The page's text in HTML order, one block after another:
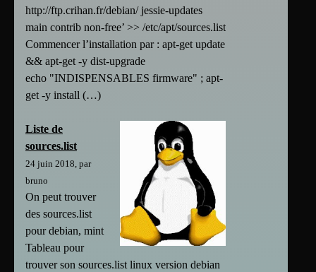
http://ftp.crihan.fr/debian/ jessie-updates
main contrib non-free’ >> /etc/apt/sources.list
Commencer l’installation par : apt-get update
&& apt-get -y dist-upgrade
echo "INDISPENSABLES firmware" ; apt-
get -y install (…)
Liste de
sources.list
24 juin 2018, par
bruno
On peut trouver
des sources.list
pour debian, mint
Tableau pour
trouver son sources.list linux version debian